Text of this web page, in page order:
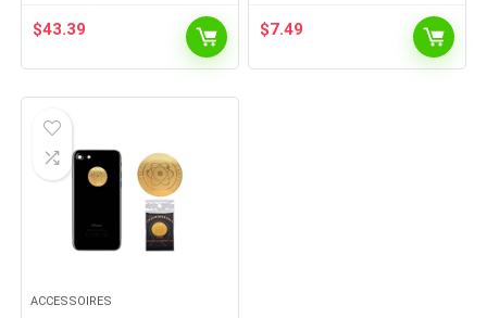
$43.39 $7.49
ACCESSOIRES